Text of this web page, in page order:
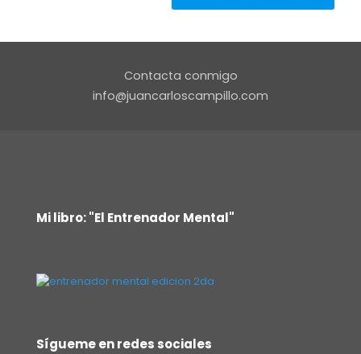
Contacta conmigo
info@juancarloscampillo.com
Mi libro: "El Entrenador Mental"
Sígueme en redes sociales